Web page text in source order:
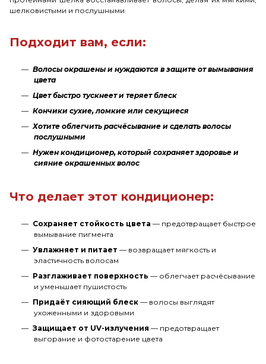
шелковистыми и послушными.
Подходит вам, если:
Волосы окрашены и нуждаются в защите от вымывания
цвета
Цвет быстро тускнеет и теряет блеск
Кончики сухие, ломкие или секущиеся
Хотите облегчить расчёсывание и сделать волосы
послушными
Нужен кондиционер, который сохраняет здоровье и
сияние окрашенных волос
Что делает этот кондиционер:
Сохраняет стойкость цвета — предотвращает быстрое
вымывание пигмента
Увлажняет и питает — возвращает мягкость и
эластичность волосам
Разглаживает поверхность — облегчает расчёсывание
и уменьшает пушистость
Придаёт сияющий блеск — волосы выглядят
ухоженными и здоровыми
Защищает от UV-излучения — предотвращает
выгорание и фотостарение цвета